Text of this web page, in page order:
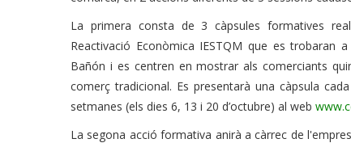
La primera consta de 3 càpsules formatives
Reactivació Econòmica IESTQM que es trobaran
Bañón i es centren en mostrar als comerciants
comerç tradicional. Es presentarà una càpsula
setmanes (els dies 6, 13 i 20 d’octubre) al web
La segona acció formativa anirà a càrrec de